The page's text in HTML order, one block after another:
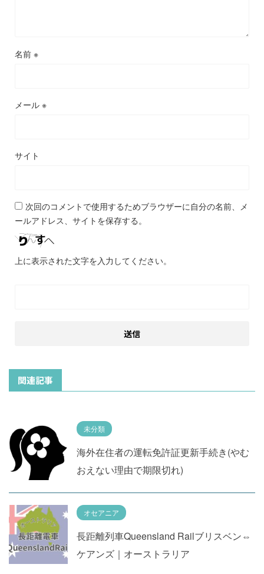
名前 ※
メール ※
サイト
次回のコメントで使用するためブラウザーに自分の名前、メ
ールアドレス、サイトを保存する。
上に表示された文字を入力してください。
関連記事
未分類
海外在住者の運転免許証更新手続き(やむ
おえない理由で期限切れ)
オセアニア
長距離列車Queensland Railブリスベン⇔
ケアンズ｜オーストラリア